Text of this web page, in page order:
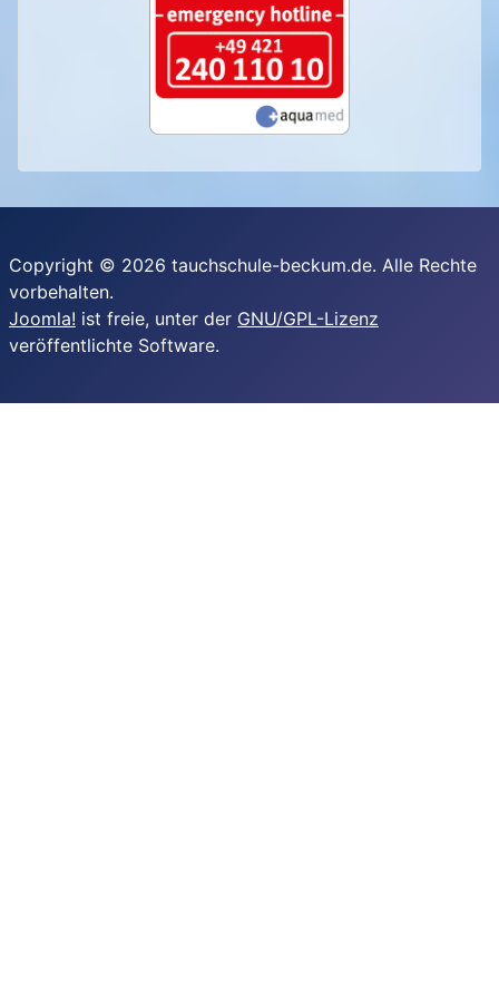
Copyright © 2026 tauchschule-beckum.de. Alle Rechte
vorbehalten.
Joomla! ist freie, unter der GNU/GPL-Lizenz
veröffentlichte Software.